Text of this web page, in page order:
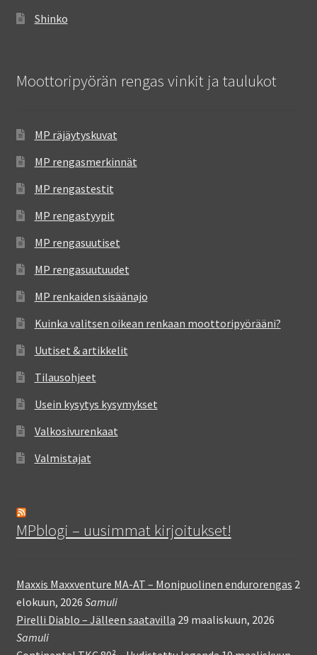
Shinko
Moottoripyörän rengas vinkit ja taulukot
MP räjäytyskuvat
MP rengasmerkinnät
MP rengastestit
MP rengastyypit
MP rengasuutiset
MP rengasuutuudet
MP renkaiden sisäänajo
Kuinka valitsen oikean renkaan moottoripyörääni?
Uutiset & artikkelit
Tilausohjeet
Usein kysytys kysymykset
Valkosivurenkaat
Valmistajat
MPblogi – uusimmat kirjoitukset!
Maxxis Maxxventure MA-AT – Monipuolinen endurorengas 2
elokuun, 2026 Samuli
Pirelli Diablo – Jälleen saatavilla 29 maaliskuun, 2026
Samuli